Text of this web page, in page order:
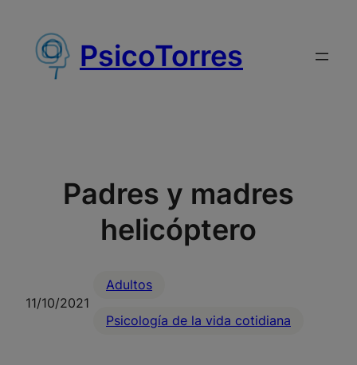
contenido
PsicoTorres
Padres y madres
helicóptero
11/10/2021
Adultos
Psicología de la vida cotidiana